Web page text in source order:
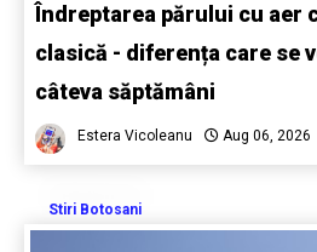
Îndreptarea părului cu aer
clasică - diferența care se
câteva săptămâni
Estera Vicoleanu Aug 06, 2026
Stiri Botosani